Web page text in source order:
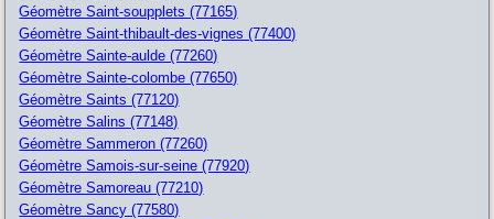
Géomètre Saint-soupplets (77165)
Géomètre Saint-thibault-des-vignes (77400)
Géomètre Sainte-aulde (77260)
Géomètre Sainte-colombe (77650)
Géomètre Saints (77120)
Géomètre Salins (77148)
Géomètre Sammeron (77260)
Géomètre Samois-sur-seine (77920)
Géomètre Samoreau (77210)
Géomètre Sancy (77580)